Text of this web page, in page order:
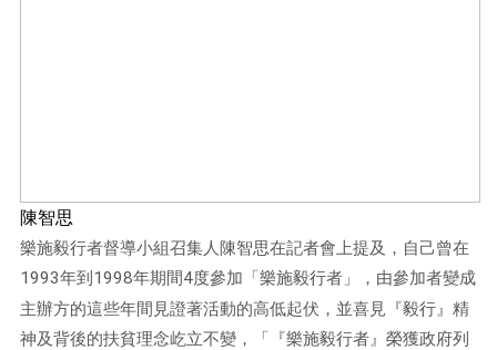
陳智思
樂施毅行者督導小組召集人陳智思在記者會上提及，自己曾在
1993年到 1998年期間4度參加「樂施毅行者」，由參加者變成
主辦方的這些年間見證著活動的高低起伏，並喜見『毅行』精
神及背後的扶貧理念屹立不變，「『樂施毅行者』榮獲政府列